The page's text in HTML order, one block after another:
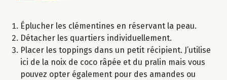
Éplucher les clémentines en réservant la peau.
Détacher les quartiers individuellement.
Placer les toppings dans un petit récipient. J’utilise
ici de la noix de coco râpée et du pralin mais vous
pouvez opter également pour des amandes ou